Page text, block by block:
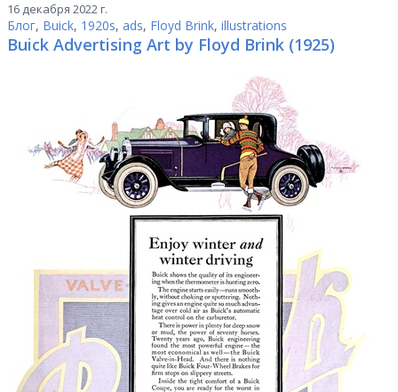
16 декабря 2022 г.
Блог, Buick, 1920s, ads, Floyd Brink, illustrations
Buick Advertising Art by Floyd Brink (1925)